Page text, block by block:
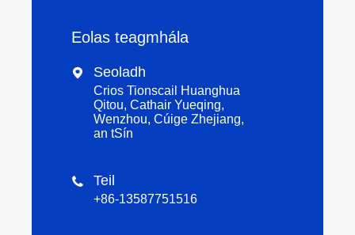
Eolas teagmhála
 Seoladh
Crios Tionscail Huanghua
Qitou, Cathair Yueqing,
Wenzhou, Cúige Zhejiang,
an tSín
 Teil
+86-13587751516